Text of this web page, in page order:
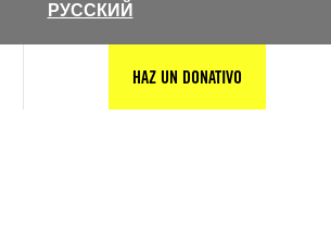
РУССКИЙ
HAZ UN DONATIVO